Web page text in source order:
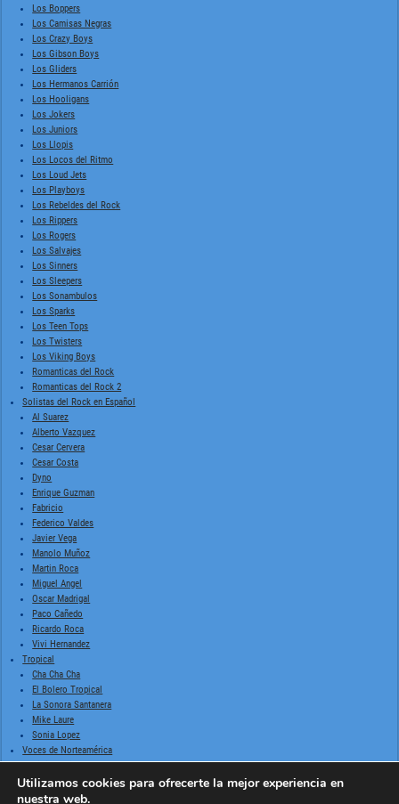
Los Boppers
Los Camisas Negras
Los Crazy Boys
Los Gibson Boys
Los Gliders
Los Hermanos Carrión
Los Hooligans
Los Jokers
Los Juniors
Los Llopis
Los Locos del Ritmo
Los Loud Jets
Los Playboys
Los Rebeldes del Rock
Los Rippers
Los Rogers
Los Salvajes
Los Sinners
Los Sleepers
Los Sonambulos
Los Sparks
Los Teen Tops
Los Twisters
Los Viking Boys
Romanticas del Rock
Romanticas del Rock 2
Solistas del Rock en Español
Al Suarez
Alberto Vazquez
Cesar Cervera
Cesar Costa
Dyno
Enrique Guzman
Fabricio
Federico Valdes
Javier Vega
Manolo Muñoz
Martin Roca
Miguel Angel
Oscar Madrigal
Paco Cañedo
Ricardo Roca
Vivi Hernandez
Tropical
Cha Cha Cha
El Bolero Tropical
La Sonora Santanera
Mike Laure
Sonia Lopez
Voces de Norteamérica
Billie Holiday
Doris Day
Frank Sinatra
Utilizamos cookies para ofrecerte la mejor experiencia en
nuestra web.